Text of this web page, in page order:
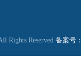
Rights Reserved 备案号